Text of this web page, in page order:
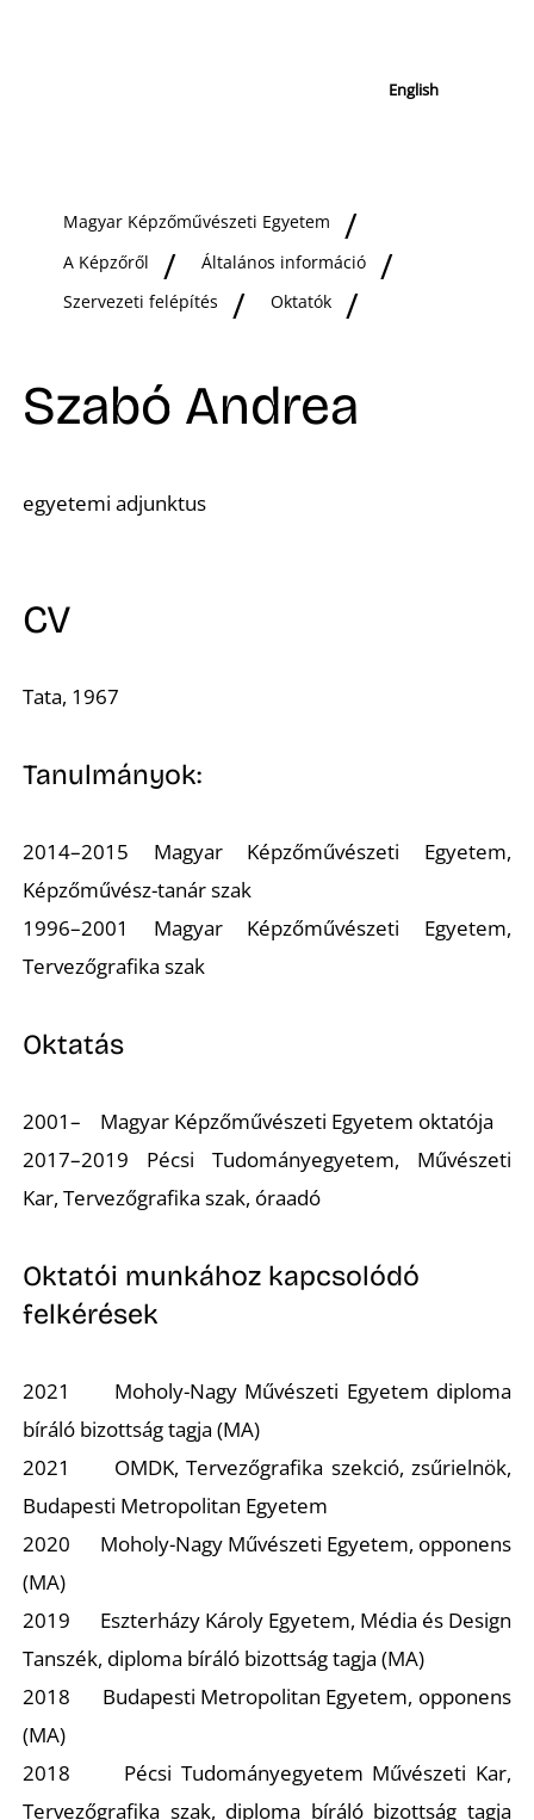
English
Magyar Képzőművészeti Egyetem
A Képzőről
Általános információ
Szervezeti felépítés
Oktatók
Szabó Andrea
egyetemi adjunktus
CV
Tata, 1967
Tanulmányok:
2014–2015 Magyar Képzőművészeti Egyetem,
Képzőművész-tanár szak
1996–2001 Magyar Képzőművészeti Egyetem,
Tervezőgrafika szak
Oktatás
2001– Magyar Képzőművészeti Egyetem oktatója
2017–2019 Pécsi Tudományegyetem, Művészeti
Kar, Tervezőgrafika szak, óraadó
Oktatói munkához kapcsolódó
felkérések
2021 Moholy-Nagy Művészeti Egyetem diploma
bíráló bizottság tagja (MA)
2021 OMDK, Tervezőgrafika szekció, zsűrielnök,
Budapesti Metropolitan Egyetem
2020 Moholy-Nagy Művészeti Egyetem, opponens
(MA)
2019 Eszterházy Károly Egyetem, Média és Design
Tanszék, diploma bíráló bizottság tagja (MA)
2018 Budapesti Metropolitan Egyetem, opponens
(MA)
2018 Pécsi Tudományegyetem Művészeti Kar,
Tervezőgrafika szak, diploma bíráló bizottság tagja